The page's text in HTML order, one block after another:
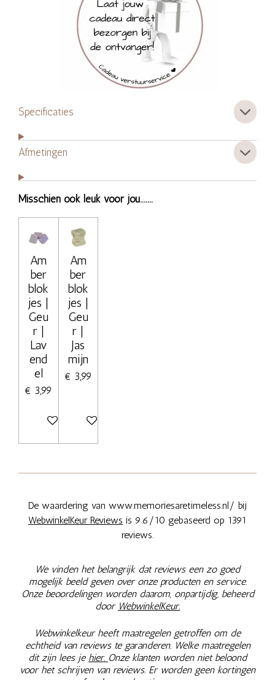
Specificaties
Afmetingen
Misschien ook leuk voor jou.......
Am
ber
blok
jes |
Geu
r |
Lav
end
el
€ 3,99
Bekijk details
Am
ber
blok
jes |
Geu
r |
Jas
mijn
€ 3,99
Bekijk details
De waardering van www.memoriesaretimeless.nl/ bij
WebwinkelKeur Reviews is 9.6/10 gebaseerd op 1391
reviews.
We vinden het belangrijk dat reviews een zo goed
mogelijk beeld geven over onze producten en service.
Onze beoordelingen worden daarom, onpartijdig, beheerd
door WebwinkelKeur.
Webwinkelkeur heeft maatregelen getroffen om de
echtheid van reviews te garanderen. Welke maatregelen
dit zijn lees je hier. Onze klanten worden niet beloond
voor het schrijven van reviews. Er worden geen kortingen